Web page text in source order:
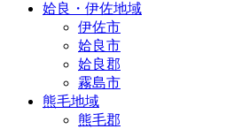
姶良・伊佐地域
伊佐市
姶良市
姶良郡
霧島市
熊毛地域
熊毛郡